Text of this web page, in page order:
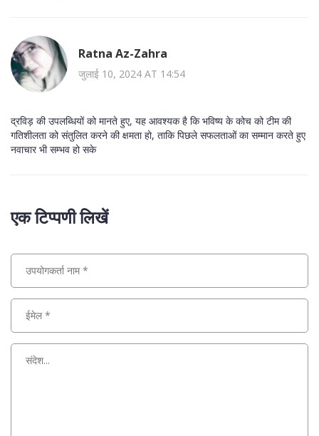
Ratna Az-Zahra
जुलाई 10, 2024 AT 14:54
द्रविड़ की उपलब्धियों को मानते हुए, यह आवश्यक है कि भविष्य के कोच को टीम की
गतिशीलता को संतुलित करने की क्षमता हो, ताकि पिछले सफलताओं का सम्मान करते हुए
नवाचार भी सम्भव हो सके
एक टिप्पणी लिखें